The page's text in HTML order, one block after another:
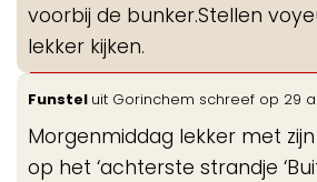
voorbij de bunker.Stellen
lekker kijken.
Funstel uit Gorinchem schreef op 29
Morgenmiddag lekker met
op het ‘achterste strandje